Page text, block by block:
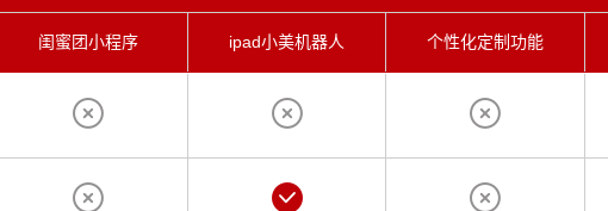
闺蜜团小程序 ipad小美机器人 个性化定制功能